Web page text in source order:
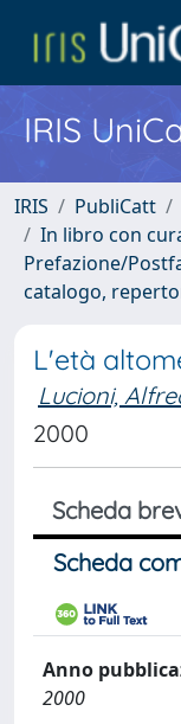
IRIS
IRIS PubliCatt
In libro con
Prefazione/
catalogo,
L'età
Lucioni,
2000
Scheda
Scheda
Anno
2000